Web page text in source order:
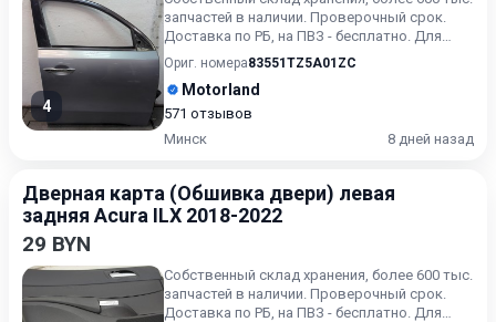
4
запчастей в наличии. Проверочный срок.
Доставка по РБ, на ПВЗ - бесплатно. Для
получения актуальн...
Ориг. номера83551TZ5A01ZC
Motorland
571 отзывов
Минск
8 дней назад
Дверная карта (Обшивка двери) левая
задняя Acura ILX 2018-2022
29 BYN
Собственный склад хранения, более 600 тыс.
запчастей в наличии. Проверочный срок.
Доставка по РБ, на ПВЗ - бесплатно. Для